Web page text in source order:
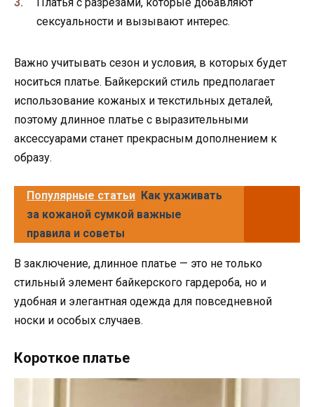
сексуальности и вызывают интерес.
Важно учитывать сезон и условия, в которых будет
носиться платье. Байкерский стиль предполагает
использование кожаных и текстильных деталей,
поэтому длинное платье с выразительными
аксессуарами станет прекрасным дополнением к
образу.
Популярные статьи Как ухаживать
за кожаной сумкой важные
правила и советы
В заключение, длинное платье — это не только
стильный элемент байкерского гардероба, но и
удобная и элегантная одежда для повседневной
носки и особых случаев.
Короткое платье